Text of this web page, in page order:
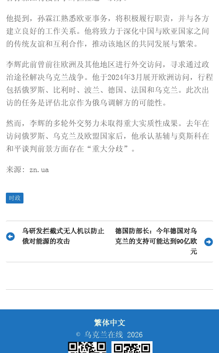
他提到，孙霖江熟悉欧亚事务，将积极履行职责，并与各方
建立良好的工作关系。他将致力于深化中国与欧亚国家之间
的传统友谊和互利合作，推动该地区的共同发展与繁荣。
李辉此前曾前往欧洲及其他地区进行外交访问，寻求通过政
治途径解决乌克兰战争。他于2024年3月展开欧洲访问，行程
包括俄罗斯、比利时、波兰、德国、法国和乌克兰。此次出
访的任务是评估北京作为俄乌调解方的可能性。
然而，李辉的多轮外交努力未取得重大实质性成果。去年在
访问俄罗斯、乌克兰及欧盟国家后，他承认基辅与莫斯科在
和平谈判前景方面存在“重大分歧”。
来源: zn.ua
时政
文
导
乌研发拦截式无人机以防止
俄对能源的攻击
德国防部长：今年德国对乌
克兰的支持可能达到90亿欧
元
繁体中文
© 乌克兰在线 2026